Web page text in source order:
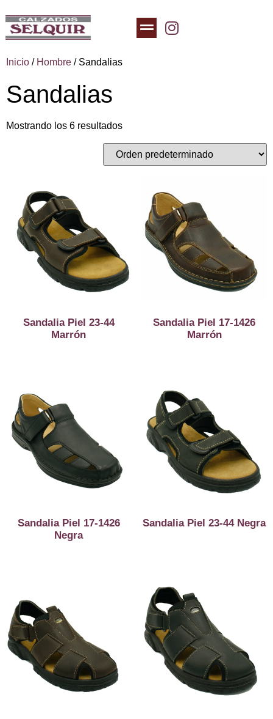
Inicio / Hombre / Sandalias
Sandalias
Mostrando los 6 resultados
Sandalia Piel 23-44
Marrón
Sandalia Piel 17-1426
Marrón
Sandalia Piel 17-1426
Negra
Sandalia Piel 23-44 Negra